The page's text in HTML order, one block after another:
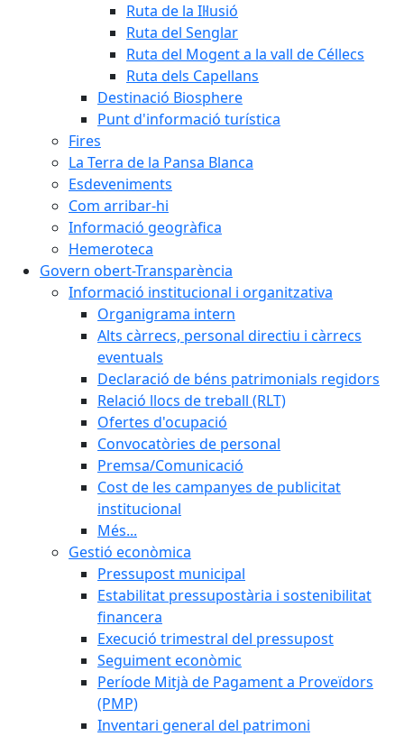
Ruta de la Il·lusió
Ruta del Senglar
Ruta del Mogent a la vall de Céllecs
Ruta dels Capellans
Destinació Biosphere
Punt d'informació turística
Fires
La Terra de la Pansa Blanca
Esdeveniments
Com arribar-hi
Informació geogràfica
Hemeroteca
Govern obert-Transparència
Informació institucional i organitzativa
Organigrama intern
Alts càrrecs, personal directiu i càrrecs
eventuals
Declaració de béns patrimonials regidors
Relació llocs de treball (RLT)
Ofertes d'ocupació
Convocatòries de personal
Premsa/Comunicació
Cost de les campanyes de publicitat
institucional
Més...
Gestió econòmica
Pressupost municipal
Estabilitat pressupostària i sostenibilitat
financera
Execució trimestral del pressupost
Seguiment econòmic
Període Mitjà de Pagament a Proveïdors
(PMP)
Inventari general del patrimoni